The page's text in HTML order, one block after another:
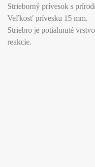
Strieborný prívesok s
Veľkosť prívesku 15 mm.
Striebro je potiahnuté
reakcie.